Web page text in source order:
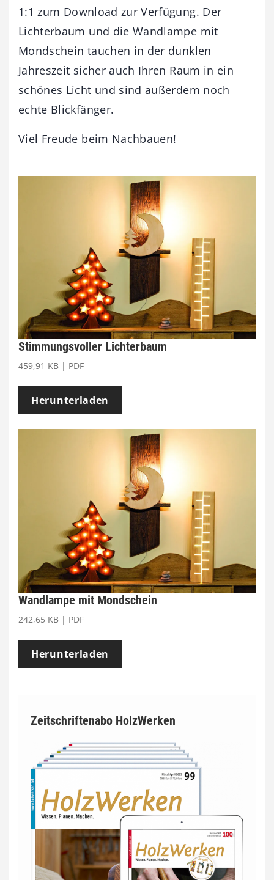
1:1 zum Download zur Verfügung. Der
Lichterbaum und die Wandlampe mit
Mondschein tauchen in der dunklen
Jahreszeit sicher auch Ihren Raum in ein
schönes Licht und sind außerdem noch
echte Blickfänger.
Viel Freude beim Nachbauen!
Stimmungsvoller Lichterbaum
459,91 KB | PDF
Herunterladen
Wandlampe mit Mondschein
242,65 KB | PDF
Herunterladen
Zeitschriftenabo HolzWerken